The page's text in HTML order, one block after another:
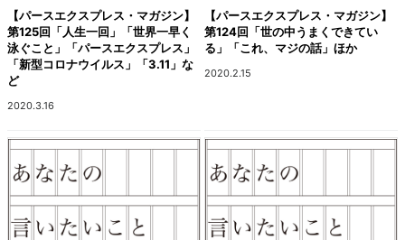
【パースエクスプレス・マガジン】
第125回「人生一回」「世界一早く
泳ぐこと」「パースエクスプレス」
「新型コロナウイルス」「3.11」な
ど
2020.3.16
【パースエクスプレス・マガジン】
第124回「世の中うまくできてい
る」「これ、マジの話」ほか
2020.2.15